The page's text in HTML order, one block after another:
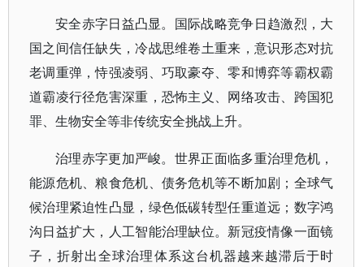
安全赤字日益凸显。国际战略竞争日趋激烈，大
国之间信任缺失，冷战思维卷土重来，意识形态对抗
老调重弹，恃强凌弱、巧取豪夺、零和博弈等霸权霸
道霸凌行径危害深重，恐怖主义、网络攻击、跨国犯
罪、生物安全等非传统安全挑战上升。
治理赤字更加严峻。世界正面临多重治理危机，
能源危机、粮食危机、债务危机等不断加剧；全球气
候治理紧迫性凸显，绿色低碳转型任重道远；数字鸿
沟日益扩大，人工智能治理缺位。新冠疫情像一面镜
子，折射出全球治理体系这台机器越来越滞后于时